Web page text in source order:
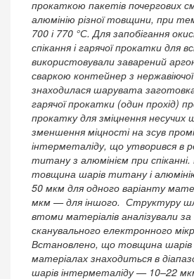
прокаткою пакетів почергових
алюмінію різної товщини, при
700 і 770 °С. Для запобігання
спікання і гарячої прокатки для
використовували заварений
сваркою контейнер з
знаходилася шарувата
гарячої прокатки (один прохід)
прокатку для зміцнення
зменшення міцності на зсув
інтерметаліду, що утворився в
титану з алюмінієм при
товщина шарів титану і
50 мкм для одного варіанту
мкм — для іншого. Структуру
втоми матеріалів аналізували
сканувального електронного
Встановлено, що товщина
матеріалах знаходиться в
шарів інтерметаліду — 10–22